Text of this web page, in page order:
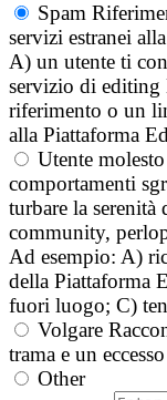
Spam
servizi estranei
A) un utente ti
servizio di
riferimento o un
alla Piattaforma
Utente molesto
comportamenti
turbare la
community,
Ad esempio: A)
della Piattaforma
fuori luogo; C)
Volgare
trama e un
Other